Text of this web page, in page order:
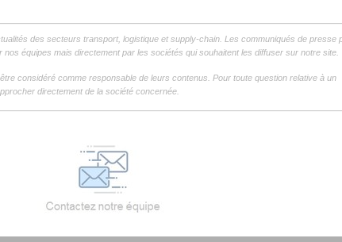
des secteurs transport, logistique et supply-chain. Les communiqués de presse
équipes mais directement par les sociétés qui souhaitent les diffuser sur notre site.
considéré comme responsable de leurs contenus. Pour toute question relative à un
directement de la société concernée.